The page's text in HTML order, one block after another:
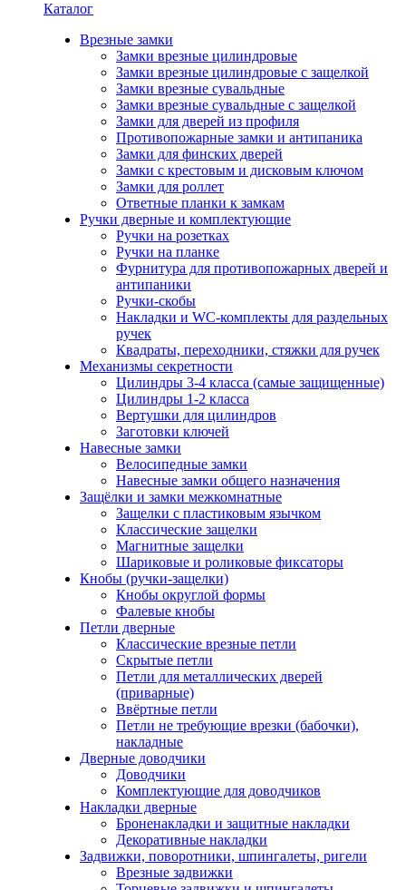
Каталог
Врезные замки
Замки врезные цилиндровые
Замки врезные цилиндровые с защелкой
Замки врезные сувальдные
Замки врезные сувальдные с защелкой
Замки для дверей из профиля
Противопожарные замки и антипаника
Замки для финских дверей
Замки с крестовым и дисковым ключом
Замки для роллет
Ответные планки к замкам
Ручки дверные и комплектующие
Ручки на розетках
Ручки на планке
Фурнитура для противопожарных дверей и
антипаники
Ручки-скобы
Накладки и WC-комплекты для раздельных
ручек
Квадраты, переходники, стяжки для ручек
Механизмы секретности
Цилиндры 3-4 класса (самые защищенные)
Цилиндры 1-2 класса
Вертушки для цилиндров
Заготовки ключей
Навесные замки
Велосипедные замки
Навесные замки общего назначения
Защёлки и замки межкомнатные
Защелки с пластиковым язычком
Классические защелки
Магнитные защелки
Шариковые и роликовые фиксаторы
Кнобы (ручки-защелки)
Кнобы округлой формы
Фалевые кнобы
Петли дверные
Классические врезные петли
Скрытые петли
Петли для металлических дверей
(приварные)
Ввёртные петли
Петли не требующие врезки (бабочки),
накладные
Дверные доводчики
Доводчики
Комплектующие для доводчиков
Накладки дверные
Броненакладки и защитные накладки
Декоративные накладки
Задвижки, поворотники, шпингалеты, ригели
Врезные задвижки